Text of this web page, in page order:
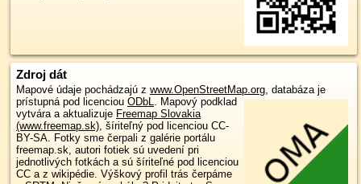
Zdroj dát
Mapové údaje pochádzajú z www.OpenStreetMap.org, databáza je
prístupná pod licenciou ODbL. Mapový podklad
vytvára a aktualizuje Freemap Slovakia
(www.freemap.sk), šíriteľný pod licenciou CC-
BY-SA. Fotky sme čerpali z galérie portálu
freemap.sk, autori fotiek sú uvedení pri
jednotlivých fotkách a sú šíriteľné pod licenciou
CC a z wikipédie. Výškový profil trás čerpáme